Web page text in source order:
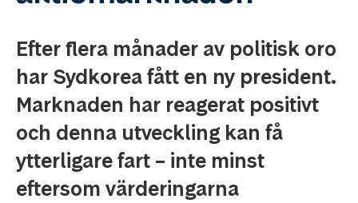
Efter flera månader av politisk oro
har Sydkorea fått en ny president.
Marknaden har reagerat positivt
och denna utveckling kan få
ytterligare fart – inte minst
eftersom värderingarna